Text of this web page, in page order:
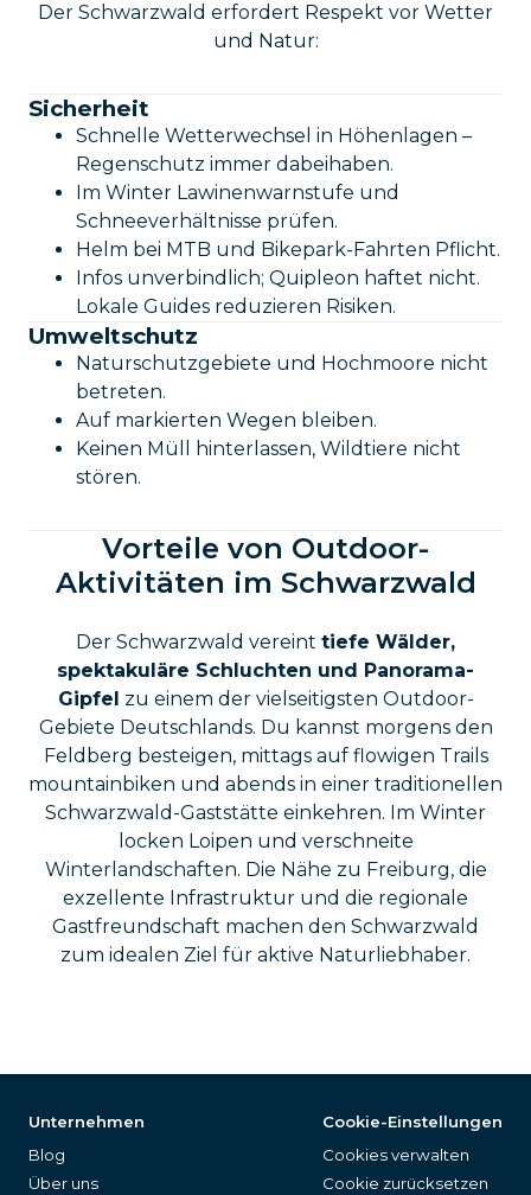
Der Schwarzwald erfordert Respekt vor Wetter
und Natur:
Sicherheit
Schnelle Wetterwechsel in Höhenlagen –
Regenschutz immer dabeihaben.
Im Winter Lawinenwarnstufe und
Schneeverhältnisse prüfen.
Helm bei MTB und Bikepark-Fahrten Pflicht.
Infos unverbindlich; Quipleon haftet nicht.
Lokale Guides reduzieren Risiken.
Umweltschutz
Naturschutzgebiete und Hochmoore nicht
betreten.
Auf markierten Wegen bleiben.
Keinen Müll hinterlassen, Wildtiere nicht
stören.
Vorteile von Outdoor-
Aktivitäten im Schwarzwald
Der Schwarzwald vereint tiefe Wälder,
spektakuläre Schluchten und Panorama-
Gipfel zu einem der vielseitigsten Outdoor-
Gebiete Deutschlands. Du kannst morgens den
Feldberg besteigen, mittags auf flowigen Trails
mountainbiken und abends in einer traditionellen
Schwarzwald-Gaststätte einkehren. Im Winter
locken Loipen und verschneite
Winterlandschaften. Die Nähe zu Freiburg, die
exzellente Infrastruktur und die regionale
Gastfreundschaft machen den Schwarzwald
zum idealen Ziel für aktive Naturliebhaber.
Unternehmen
Blog
Über uns
Cookie-Einstellungen
Cookies verwalten
Cookie zurücksetzen